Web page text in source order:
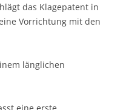
das Klagepatent in
Vorrichtung mit den
länglichen
eine erste